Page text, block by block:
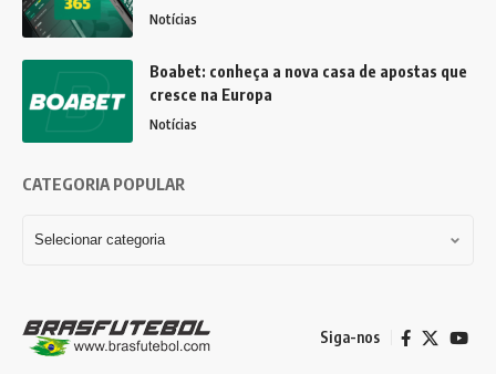
Notícias
Boabet: conheça a nova casa de apostas que
cresce na Europa
Notícias
CATEGORIA POPULAR
Siga-nos